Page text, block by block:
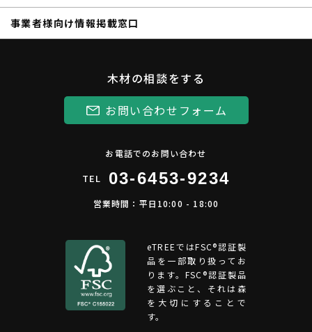
事業者様向け情報掲載窓口
木材の相談をする
お問い合わせフォーム
お電話でのお問い合わせ
TEL 03-6453-9234
営業時間：平日10:00 - 18:00
eTREEではFSC®︎認証製
品を一部取り扱ってお
ります。FSC®認証製品
を選ぶこと、それは森
を大切にすることで
す。